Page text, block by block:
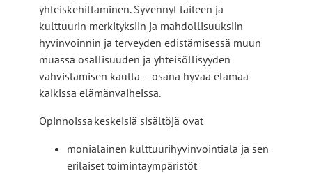
yhteiskehittäminen. Syvennyt taiteen ja
kulttuurin merkityksiin ja mahdollisuuksiin
hyvinvoinnin ja terveyden edistämisessä muun
muassa osallisuuden ja yhteisöllisyyden
vahvistamisen kautta – osana hyvää elämää
kaikissa elämänvaiheissa.
Opinnoissa keskeisiä sisältöjä ovat
monialainen kulttuurihyvinvointiala ja sen
erilaiset toimintaympäristöt